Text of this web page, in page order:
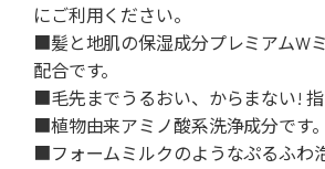
にご利用ください。
■髪と地肌の保湿成分プレミアムW
配合です。
■毛先までうるおい、からまない! 指
■植物由来アミノ酸系洗浄成分です。
■フォームミルクのようなぷるふわ泡